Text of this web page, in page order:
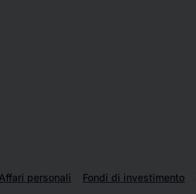
personali Fondi di investimento